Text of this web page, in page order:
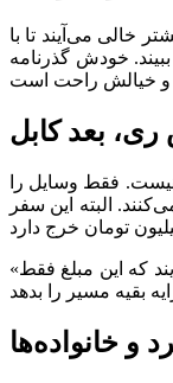
بیشتر خالی می‌آیند تا با
خودش گذرنامه
ری، بعد کابل
فقط وسایل را
البته این سفر
«آصف» که کارگر نانوایی است یک راه دیگر هم می‌شناسد. می‌گوید که در پایانه اتوبوس‌رانی جنوب هم ثبت نام می‌کنند و خرج آن یک میلیون و ۸۰۰ هزار تومان است. البته بقیه به او می‌گویند که این مبلغ فقط
و خانواده‌ها